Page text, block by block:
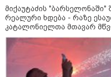
10:58 / 06-08-2026
"დადგება დრო და
მიქაუტაძის
რეალური ხდება - რაზე
კატალონიელთა მთავარ